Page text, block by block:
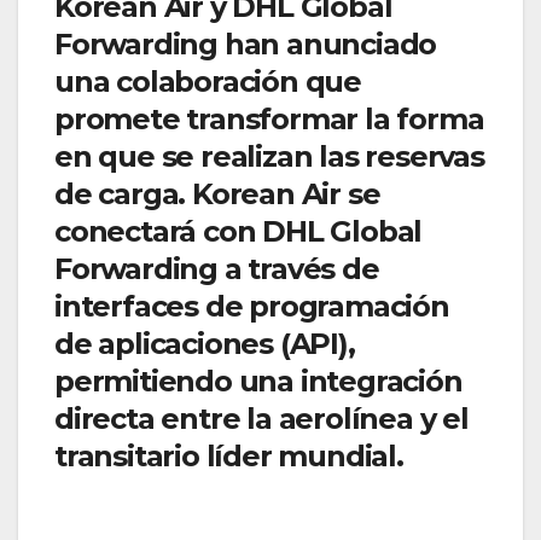
Korean Air y DHL Global
Forwarding han anunciado
una colaboración que
promete transformar la forma
en que se realizan las reservas
de carga. Korean Air se
conectará con DHL Global
Forwarding a través de
interfaces de programación
de aplicaciones (API),
permitiendo una integración
directa entre la aerolínea y el
transitario líder mundial.